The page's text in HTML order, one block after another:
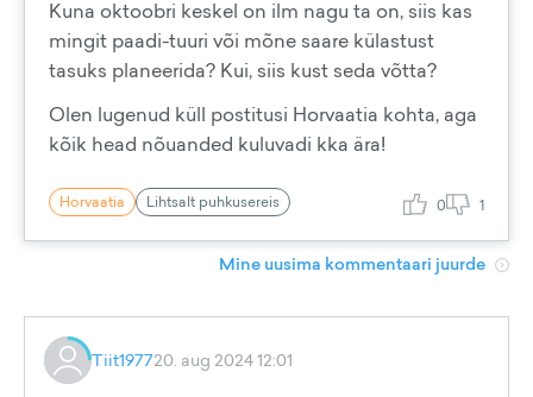
Kuna oktoobri keskel on ilm nagu ta on, siis kas
mingit paadi-tuuri või mõne saare külastust
tasuks planeerida? Kui, siis kust seda võtta?
Olen lugenud küll postitusi Horvaatia kohta, aga
kõik head nõuanded kuluvadi kka ära!
Horvaatia Lihtsalt puhkusereis 0 1
Mine uusima kommentaari juurde
Tiit197720. aug 2024 12:01